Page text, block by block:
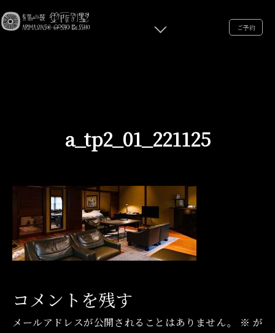
ご予約
a_tp2_01_221125
コメントを残す
メールアドレスが公開されることはありません。 ※ が